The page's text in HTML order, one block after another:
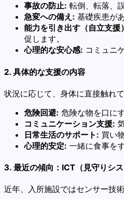
事故の防止: 転倒、転落、
急変への備え: 基礎疾患が
能力を引き出す（自立支援
促します。
心理的な安心感: コミュニ
2. 具体的な支援の内容
状況に応じて、身体に直接触れ
危険回避: 危険な物を口に
コミュニケーション支援:
日常生活のサポート: 買い
心理的安定: 一緒に食事を
3. 最近の傾向：ICT（見守りシ
近年、入所施設ではセンサー技